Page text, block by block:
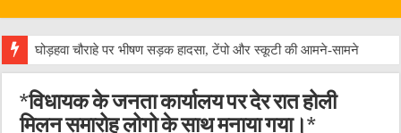
विकस
*विधायक के जनता कार्यालय पर देर रात होली
मिलन समारोह लोगो के साथ मनाया गया।*